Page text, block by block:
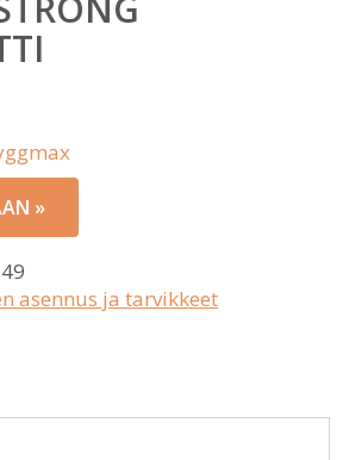
»
asennus ja tarvikkeet